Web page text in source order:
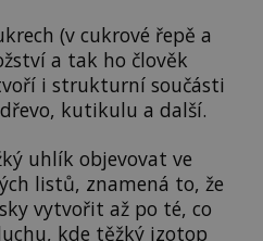
(v cukrové řepě a
a tak ho člověk
i strukturní součásti
kutikulu a další.
uhlík objevovat ve
listů, znamená to, že
vytvořit až po té, co
kde těžký izotop